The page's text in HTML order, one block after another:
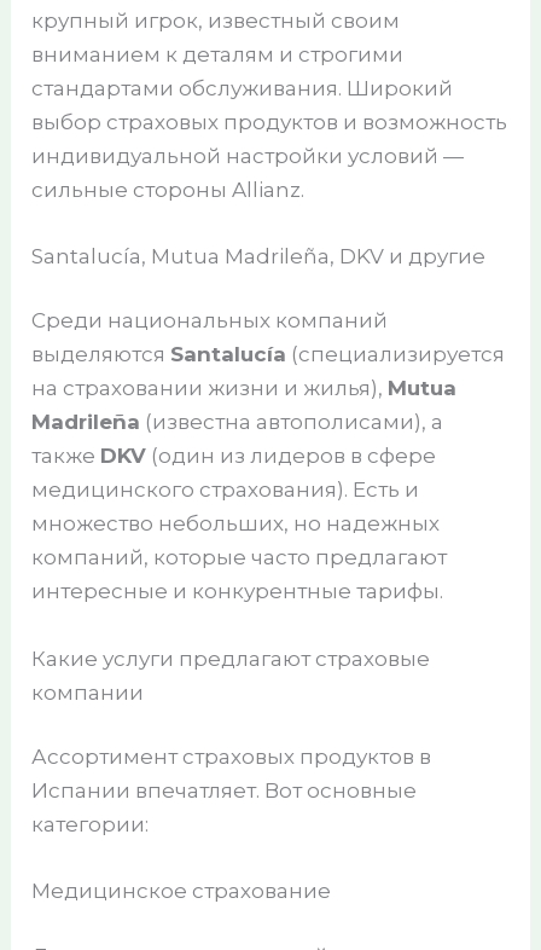
крупный игрок, известный своим
вниманием к деталям и строгими
стандартами обслуживания. Широкий
выбор страховых продуктов и возможность
индивидуальной настройки условий —
сильные стороны Allianz.
Santalucía, Mutua Madrileña, DKV и другие
Среди национальных компаний
выделяются Santalucía (специализируется
на страховании жизни и жилья), Mutua
Madrileña (известна автополисами), а
также DKV (один из лидеров в сфере
медицинского страхования). Есть и
множество небольших, но надежных
компаний, которые часто предлагают
интересные и конкурентные тарифы.
Какие услуги предлагают страховые
компании
Ассортимент страховых продуктов в
Испании впечатляет. Вот основные
категории:
Медицинское страхование